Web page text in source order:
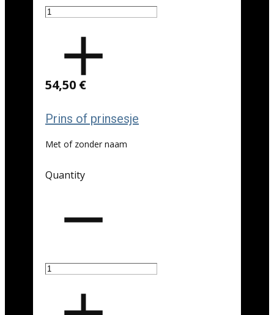
54,50 €
Prins of prinsesje
Met of zonder naam
Quantity